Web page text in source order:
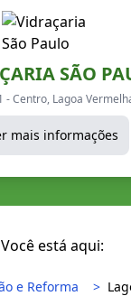
SÃO
- Centro, Lagoa
mais informações
Você está aqui:
e Reforma